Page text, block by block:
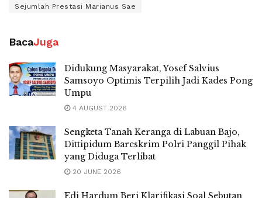
Sejumlah Prestasi Marianus Sae
BacaJuga
Didukung Masyarakat, Yosef Salvius
Samsoyo Optimis Terpilih Jadi Kades Pong
Umpu
4 AUGUST 2026
Sengketa Tanah Keranga di Labuan Bajo,
Dittipidum Bareskrim Polri Panggil Pihak
yang Diduga Terlibat
20 JUNE 2026
Edi Hardum Beri Klarifikasi Soal Sebutan